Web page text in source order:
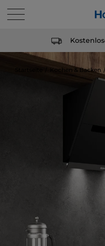
Kochen & Backen